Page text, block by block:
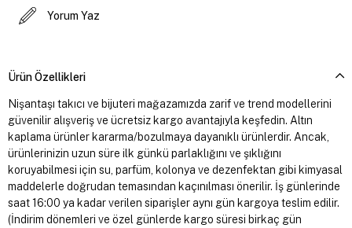
Yorum Yaz
Ürün Özellikleri
Nişantaşı takıcı ve bijuteri mağazamızda zarif ve trend modellerini
güvenilir alışveriş ve ücretsiz kargo avantajıyla keşfedin. Altın
kaplama ürünler kararma/bozulmaya dayanıklı ürünlerdir. Ancak,
ürünlerinizin uzun süre ilk günkü parlaklığını ve şıklığını
koruyabilmesi için su, parfüm, kolonya ve dezenfektan gibi kimyasal
maddelerle doğrudan temasından kaçınılması önerilir. İş günlerinde
saat 16:00 ya kadar verilen siparişler aynı gün kargoya teslim edilir.
(İndirim dönemleri ve özel günlerde kargo süresi birkaç gün